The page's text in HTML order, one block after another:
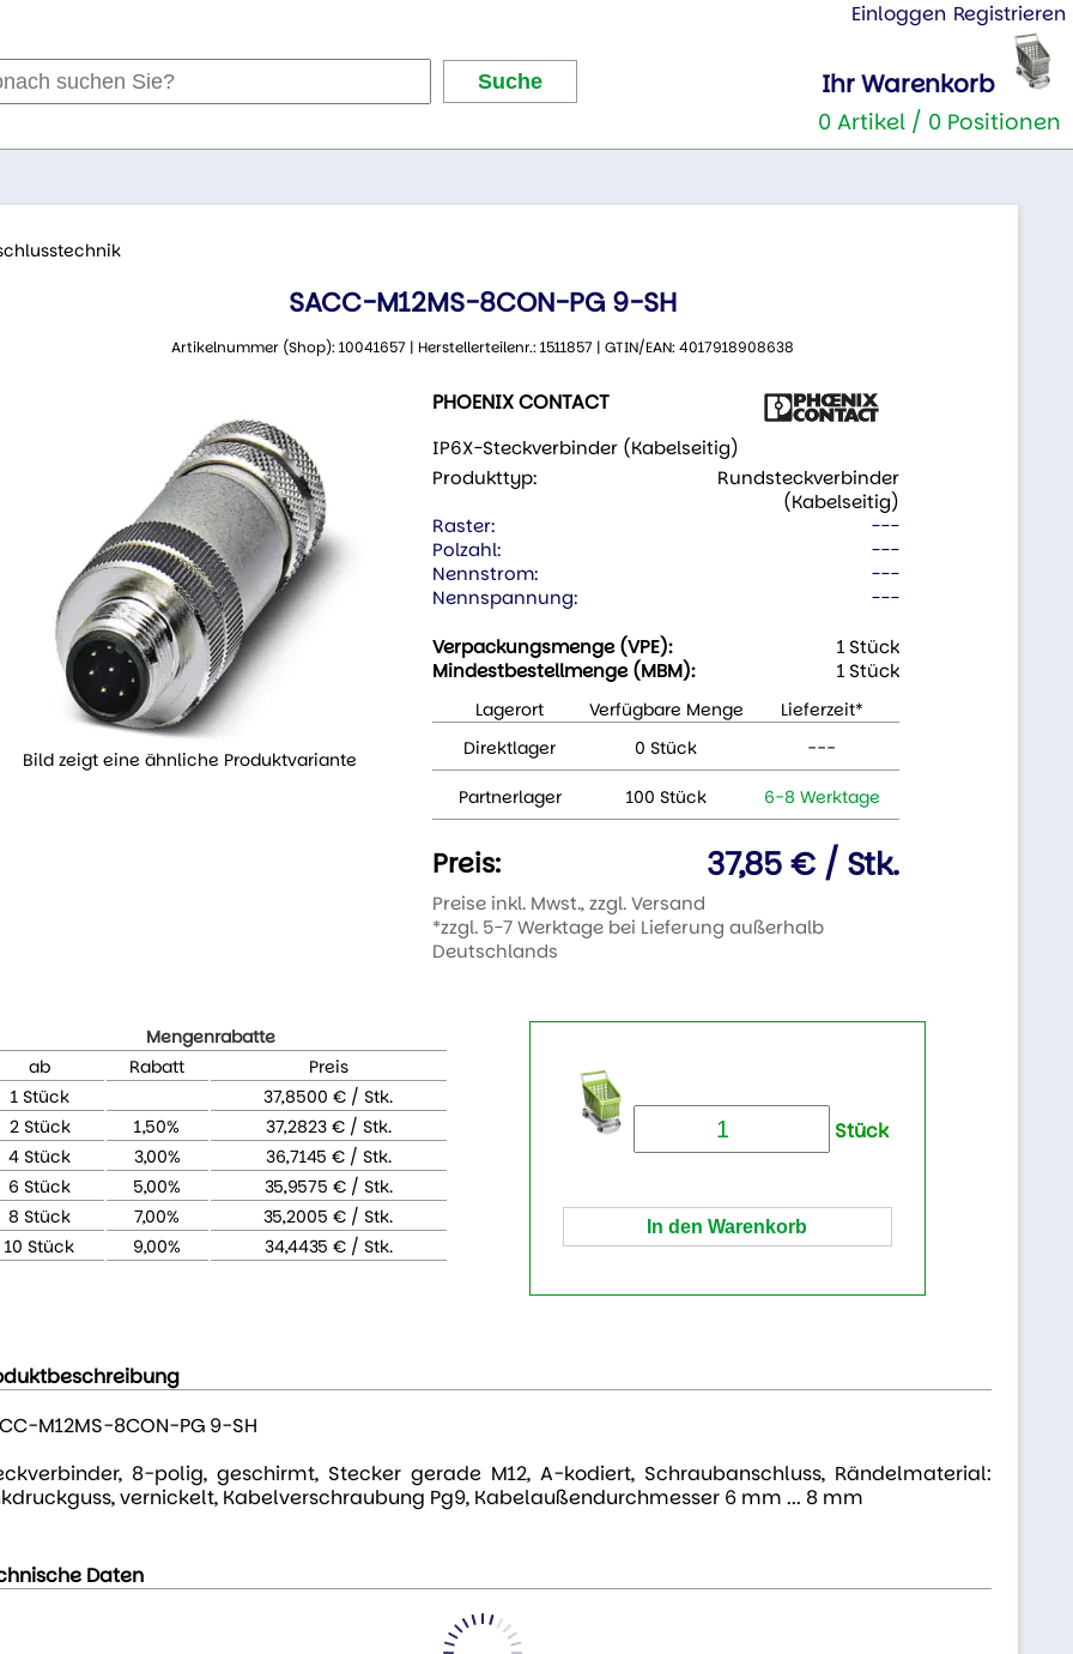
Einloggen Registrieren
Ihr Warenkorb
0 Artikel / 0 Positionen
SACC-M12MS-8CON-PG 9-SH
Artikelnummer (Shop): 10041657 | Herstellerteilenr.: 1511857 | GTIN/EAN: 4017918908638
Bild zeigt eine ähnliche Produktvariante
PHOENIX CONTACT
IP6X-Steckverbinder (Kabelseitig)
Produkttyp:
Rundsteckverbinder
(Kabelseitig)
Raster:
---
Polzahl:
---
Nennstrom:
---
Nennspannung:
---
Verpackungsmenge (VPE):
1 Stück
Mindestbestellmenge (MBM):
1 Stück
Lagerort Verfügbare Menge
Lieferzeit*
Direktlager
0 Stück ---
Partnerlager 100 Stück 6-8 Werktage
Preis: 37,85 € / Stk.
Preise inkl. Mwst., zzgl. Versand
*zzgl. 5-7 Werktage bei Lieferung außerhalb
Deutschlands
Mengenrabatte
ab
Rabatt
Preis
1 Stück
37,8500 € / Stk.
2 Stück
1,50%
37,2823 € / Stk.
4 Stück
3,00%
36,7145 € / Stk.
6 Stück
5,00%
35,9575 € / Stk.
8 Stück
7,00%
35,2005 € / Stk.
10 Stück
9,00% 34,4435 € / Stk.
Stück
M12MS-8CON-PG 9-SH
8-polig, geschirmt, Stecker gerade M12, A-kodiert, Schraubanschluss, Rändelmaterial:
vernickelt, Kabelverschraubung Pg9, Kabelaußendurchmesser 6 mm ... 8 mm
Daten